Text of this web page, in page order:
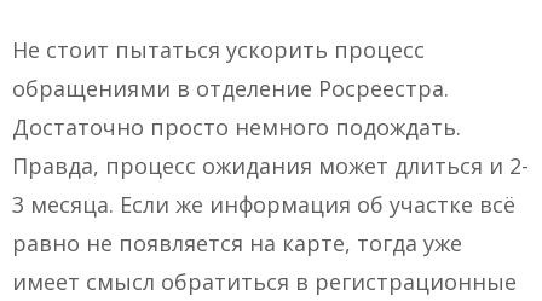
Не стоит пытаться ускорить процесс
обращениями в отделение Росреестра.
Достаточно просто немного подождать.
Правда, процесс ожидания может длиться и 2-
3 месяца. Если же информация об участке всё
равно не появляется на карте, тогда уже
имеет смысл обратиться в регистрационные